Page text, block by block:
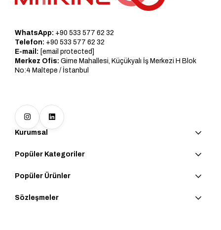
WhatsApp: +90 533 577 62 32
Telefon: +90 533 577 62 32
E-mail: [email protected]
Merkez Ofis: Girne Mahallesi, Küçükyalı İş Merkezi H Blok
No:4 Maltepe / İstanbul
Kurumsal
Popüler Kategoriler
Popüler Ürünler
Sözleşmeler